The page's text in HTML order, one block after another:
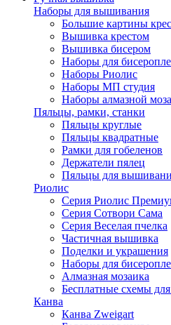
Наборы для вышивания
Большие картины
Вышивка крестом
Вышивка бисером
Наборы для
Наборы Риолис
Наборы МП студия
Наборы алмазной
Пяльцы, рамки, станки
Пяльцы круглые
Пяльцы квадратные
Рамки для гобеленов
Держатели пялец
Пяльцы для
Риолис
Серия Риолис
Серия Сотвори Сама
Серия Веселая пчелка
Частичная вышивка
Поделки и украшения
Наборы для
Алмазная мозаика
Бесплатные схемы
Канва
Канва Zweigart